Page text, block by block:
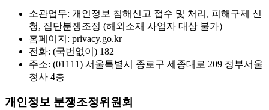
소관업무: 개인정보 침해신고 접수 및 처리, 피해구제 신
청, 집단분쟁조정 (해외소재 사업자 대상 불가)
홈페이지: privacy.go.kr
전화: (국번없이) 182
주소: (01111) 서울특별시 종로구 세종대로 209 정부서울
청사 4층
개인정보 분쟁조정위원회